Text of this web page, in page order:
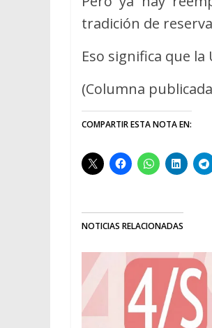
tradición de
Eso significa que la
(Columna
COMPARTIR ESTA NOTA EN:
NOTICIAS RELACIONADAS